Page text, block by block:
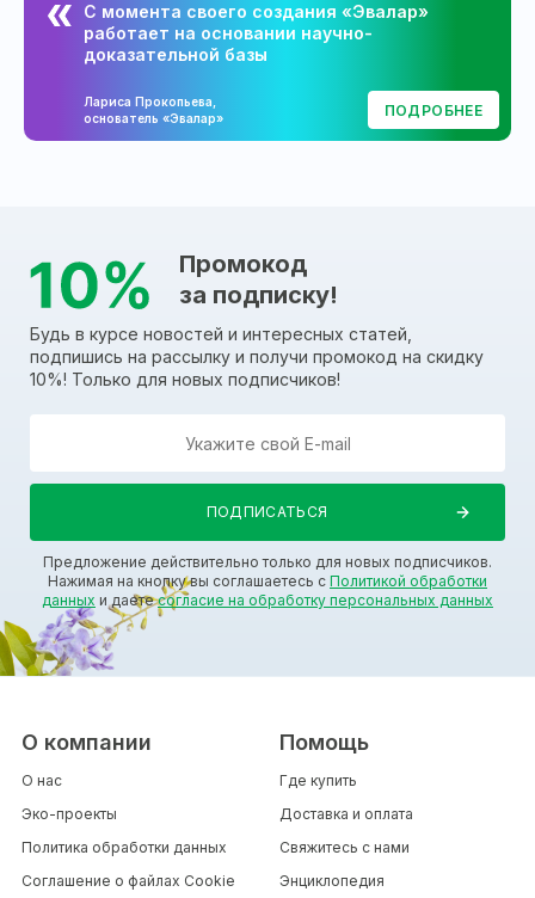
С момента своего создания «Эвалар»
работает на основании научно-
доказательной базы
Лариса Прокопьева,
основатель «Эвалар»
ПОДРОБНЕЕ
Промокод
за подписку!
Будь в курсе новостей и интересных статей,
подпишись на рассылку и получи промокод на скидку
10%! Только для новых подписчиков!
Предложение действительно только для новых подписчиков.
Нажимая на кнопку вы соглашаетесь с Политикой обработки
данных и даетесогласие на обработку персональных данных
О компании
О нас
Эко-проекты
Политика обработки данных
Соглашение о файлах Cookie
Помощь
Где купить
Доставка и оплата
Свяжитесь с нами
Энциклопедия